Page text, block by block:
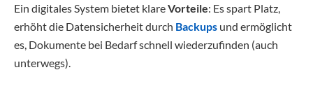
Ein digitales System bietet klareVorteile: Es spart Platz,
erhöht die Datensicherheit durch Backups und ermöglicht
es, Dokumente bei Bedarf schnell wiederzufinden (auch
unterwegs).